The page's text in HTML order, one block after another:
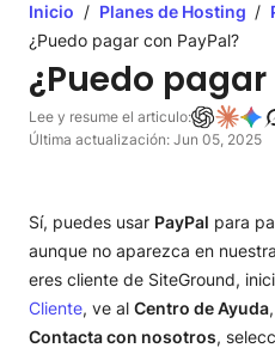
Inicio / Planes de Hosting /
¿Puedo pagar con PayPal?
¿Puedo
Lee y resume el articulo:
Última actualización: Jun 05, 2025
Sí, puedes usar PayPal para
aunque no aparezca en
eres cliente de SiteGround,
Cliente, ve al Centro de Ayuda
Contacta con nosotros,